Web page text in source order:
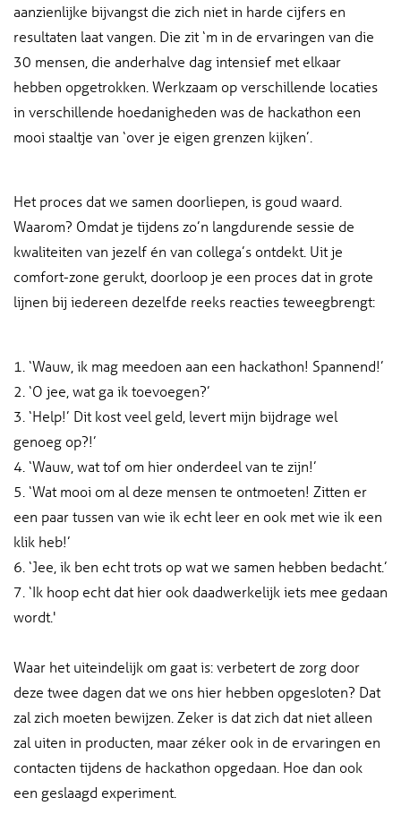
aanzienlijke bijvangst die zich niet in harde cijfers en
resultaten laat vangen. Die zit ‘m in de ervaringen van die
30 mensen, die anderhalve dag intensief met elkaar
hebben opgetrokken. Werkzaam op verschillende locaties
in verschillende hoedanigheden was de hackathon een
mooi staaltje van ‘over je eigen grenzen kijken’.
Het proces dat we samen doorliepen, is goud waard.
Waarom? Omdat je tijdens zo’n langdurende sessie de
kwaliteiten van jezelf én van collega’s ontdekt. Uit je
comfort-zone gerukt, doorloop je een proces dat in grote
lijnen bij iedereen dezelfde reeks reacties teweegbrengt:
1. ‘Wauw, ik mag meedoen aan een hackathon! Spannend!’
2. ‘O jee, wat ga ik toevoegen?’
3. ‘Help!’ Dit kost veel geld, levert mijn bijdrage wel
genoeg op?!’
4. ‘Wauw, wat tof om hier onderdeel van te zijn!’
5. ‘Wat mooi om al deze mensen te ontmoeten! Zitten er
een paar tussen van wie ik echt leer en ook met wie ik een
klik heb!’
6. ‘Jee, ik ben echt trots op wat we samen hebben bedacht.’
7. ‘Ik hoop echt dat hier ook daadwerkelijk iets mee gedaan
wordt.'
Waar het uiteindelijk om gaat is: verbetert de zorg door
deze twee dagen dat we ons hier hebben opgesloten? Dat
zal zich moeten bewijzen. Zeker is dat zich dat niet alleen
zal uiten in producten, maar zéker ook in de ervaringen en
contacten tijdens de hackathon opgedaan. Hoe dan ook
een geslaagd experiment.